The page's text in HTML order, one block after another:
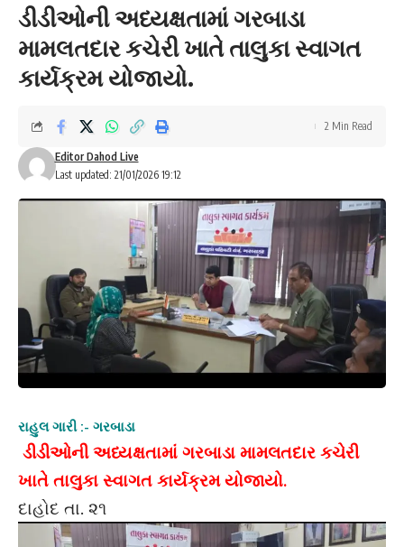
ડીડીઓની અધ્યક્ષતામાં ગરબાડા
મામલતદાર કચેરી ખાતે તાલુકા સ્વાગત
કાર્યક્રમ યોજાયો.
Last updated: 21/01/2026 19:12
Editor Dahod Live
2 Min Read
રાહુલ ગારી :- ગરબાડા
ડીડીઓની અધ્યક્ષતામાં ગરબાડા મામલતદાર કચેરી
ખાતે તાલુકા સ્વાગત કાર્યક્રમ યોજાયો.
દાહોદ તા. ૨૧